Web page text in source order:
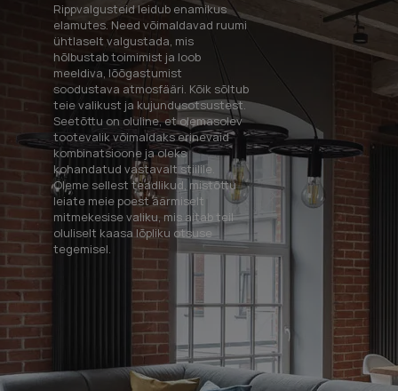
Rippvalgusteid leidub enamikus
elamutes. Need võimaldavad ruumi
ühtlaselt valgustada, mis
hõlbustab toimimist ja loob
meeldiva, lõõgastumist
soodustava atmosfääri. Kõik sõltub
teie valikust ja kujundusotsustest.
Seetõttu on oluline, et olemasolev
tootevalik võimaldaks erinevaid
kombinatsioone ja oleks
kohandatud vastavalt stiilile.
Oleme sellest teadlikud, mistõttu
leiate meie poest äärmiselt
mitmekesise valiku, mis aitab teil
oluliselt kaasa lõpliku otsuse
tegemisel.